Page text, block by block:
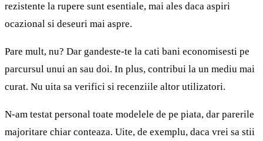
rezistente la rupere sunt esentiale, mai ales daca aspiri
ocazional si deseuri mai aspre.
Pare mult, nu? Dar gandeste-te la cati bani economisesti pe
parcursul unui an sau doi. In plus, contribui la un mediu mai
curat. Nu uita sa verifici si recenziile altor utilizatori.
N-am testat personal toate modelele de pe piata, dar parerile
majoritare chiar conteaza. Uite, de exemplu, daca vrei sa stii